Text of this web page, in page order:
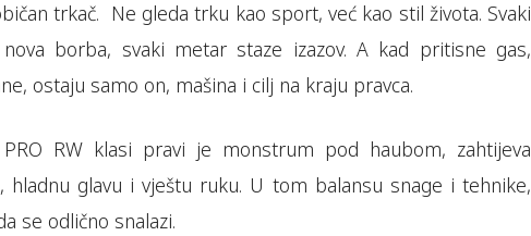
trkač. Ne gleda trku kao sport, već kao stil života. Svaki
borba, svaki metar staze izazov. A kad pritisne gas,
ostaju samo on, mašina i cilj na kraju pravca.
RW klasi pravi je monstrum pod haubom, zahtijeva
hladnu glavu i vještu ruku. U tom balansu snage i tehnike,
se odlično snalazi.